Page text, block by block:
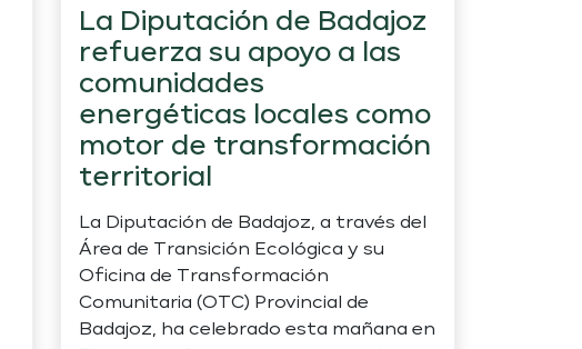
La Diputación de Badajoz
refuerza su apoyo a las
comunidades
energéticas locales como
motor de transformación
territorial
La Diputación de Badajoz, a través del
Área de Transición Ecológica y su
Oficina de Transformación
Comunitaria (OTC) Provincial de
Badajoz, ha celebrado esta mañana en